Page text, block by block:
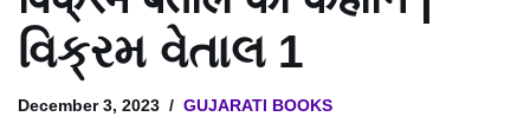
વિક્રમ વેતાલ 1
December 3, 2023 GUJARATI BOOKS